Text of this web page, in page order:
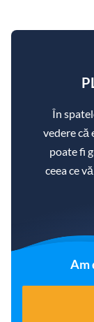
În
vedere că
poate fi
ceea ce
Am